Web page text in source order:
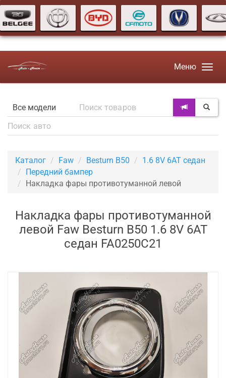
Меню
Каталог Faw Besturn B50
1.6 8V 6AT седан
Передний бампер
Накладка фары противотуманной левой
Накладка фары противотуманной
левой Faw Besturn B50 1.6 8V 6AT
седан FA0250C21